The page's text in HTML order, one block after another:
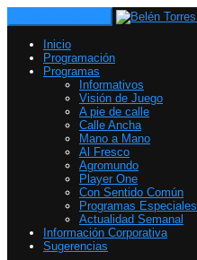
Inicio
Programación
Programas
Informativos
Visión de Juego
A pie de calle
Calle Ancha
Mano a Mano
Al Fresco
Agromundo
Player One
Con Sentido Común
Programas Especiales
Actualidad Semanal
Información Corporativa
Sugerencias